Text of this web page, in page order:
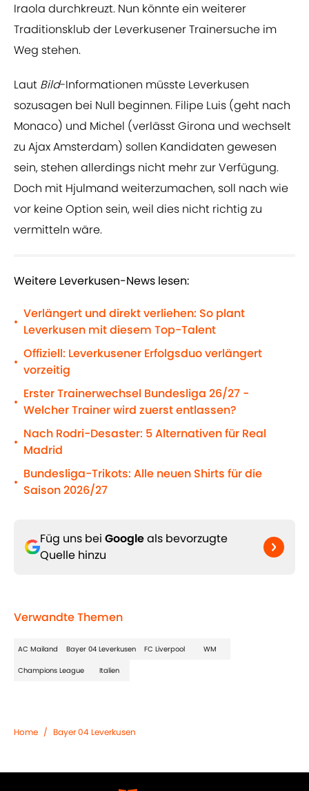
Iraola durchkreuzt. Nun könnte ein weiterer
Traditionsklub der Leverkusener Trainersuche im
Weg stehen.
Laut Bild-Informationen müsste Leverkusen
sozusagen bei Null beginnen. Filipe Luis (geht nach
Monaco) und Michel (verlässt Girona und wechselt
zu Ajax Amsterdam) sollen Kandidaten gewesen
sein, stehen allerdings nicht mehr zur Verfügung.
Doch mit Hjulmand weiterzumachen, soll nach wie
vor keine Option sein, weil dies nicht richtig zu
vermitteln wäre.
Weitere Leverkusen-News lesen:
•
Verlängert und direkt verliehen: So plant
Leverkusen mit diesem Top-Talent
•
Offiziell: Leverkusener Erfolgsduo verlängert
vorzeitig
•
Erster Trainerwechsel Bundesliga 26/27 -
Welcher Trainer wird zuerst entlassen?
•
Nach Rodri-Desaster: 5 Alternativen für Real
Madrid
•
Bundesliga-Trikots: Alle neuen Shirts für die
Saison 2026/27
Füg uns bei Googleals bevorzugte
Quelle hinzu
Verwandte Themen
AC Mailand Bayer 04 Leverkusen FC Liverpool WM
Champions League Italien
Home / Bayer 04 Leverkusen